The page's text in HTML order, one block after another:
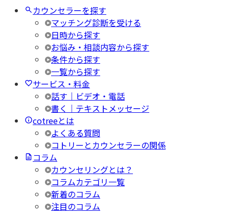
カウンセラーを探す
マッチング診断を受ける
日時から探す
お悩み・相談内容から探す
条件から探す
一覧から探す
サービス・料金
話す｜ビデオ・電話
書く｜テキストメッセージ
cotreeとは
よくある質問
コトリーとカウンセラーの関係
コラム
カウンセリングとは？
コラムカテゴリ一覧
新着のコラム
注目のコラム